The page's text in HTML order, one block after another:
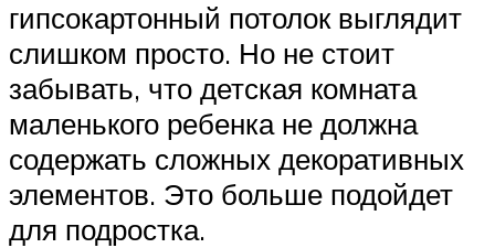
гипсокартонный потолок выглядит
слишком просто. Но не стоит
забывать, что детская комната
маленького ребенка не должна
содержать сложных декоративных
элементов. Это больше подойдет
для подростка.